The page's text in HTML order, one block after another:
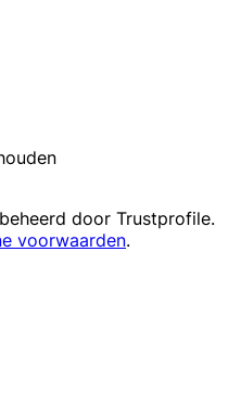
door Trustprofile.
voorwaarden.